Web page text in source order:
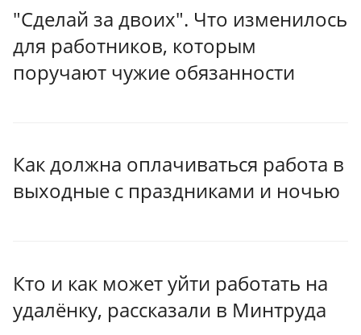
"Сделай за двоих". Что изменилось
для работников, которым
поручают чужие обязанности
Как должна оплачиваться работа в
выходные с праздниками и ночью
Кто и как может уйти работать на
удалёнку, рассказали в Минтруда